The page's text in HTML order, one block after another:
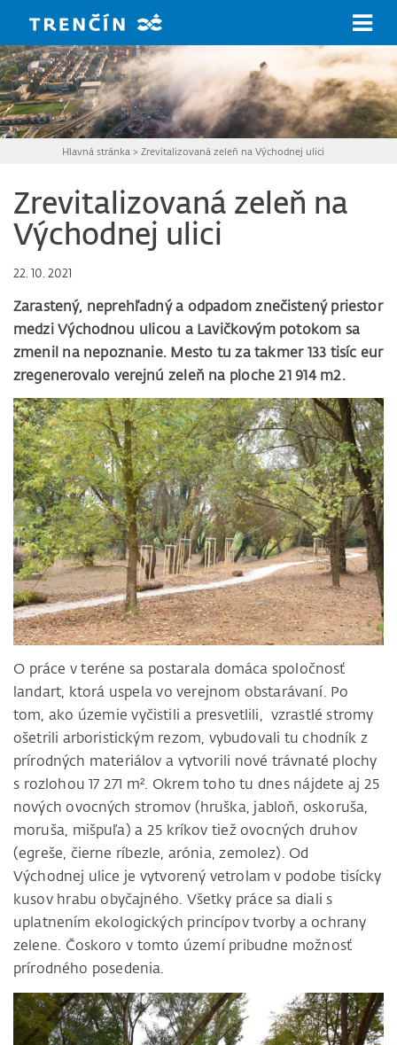
Hlavná stránka >Zrevitalizovaná zeleň na Východnej ulici
Zrevitalizovaná zeleň na
Východnej ulici
22. 10. 2021
Zarastený, neprehľadný a odpadom znečistený priestor
medzi Východnou ulicou a Lavičkovým potokom sa
zmenil na nepoznanie. Mesto tu za takmer 133 tisíc eur
zregenerovalo verejnú zeleň na ploche 21 914 m2.
O práce v teréne sa postarala domáca spoločnosť
landart, ktorá uspela vo verejnom obstarávaní. Po
tom, ako územie vyčistili a presvetlili, vzrastlé stromy
ošetrili arboristickým rezom, vybudovali tu chodník z
prírodných materiálov a vytvorili nové trávnaté plochy
s rozlohou 17 271 m². Okrem toho tu dnes nájdete aj 25
nových ovocných stromov (hruška, jabloň, oskoruša,
moruša, mišpuľa) a 25 kríkov tiež ovocných druhov
(egreše, čierne ríbezle, arónia, zemolez). Od
Východnej ulice je vytvorený vetrolam v podobe tisícky
kusov hrabu obyčajného. Všetky práce sa diali s
uplatnením ekologických princípov tvorby a ochrany
zelene. Čoskoro v tomto území pribudne možnosť
prírodného posedenia.